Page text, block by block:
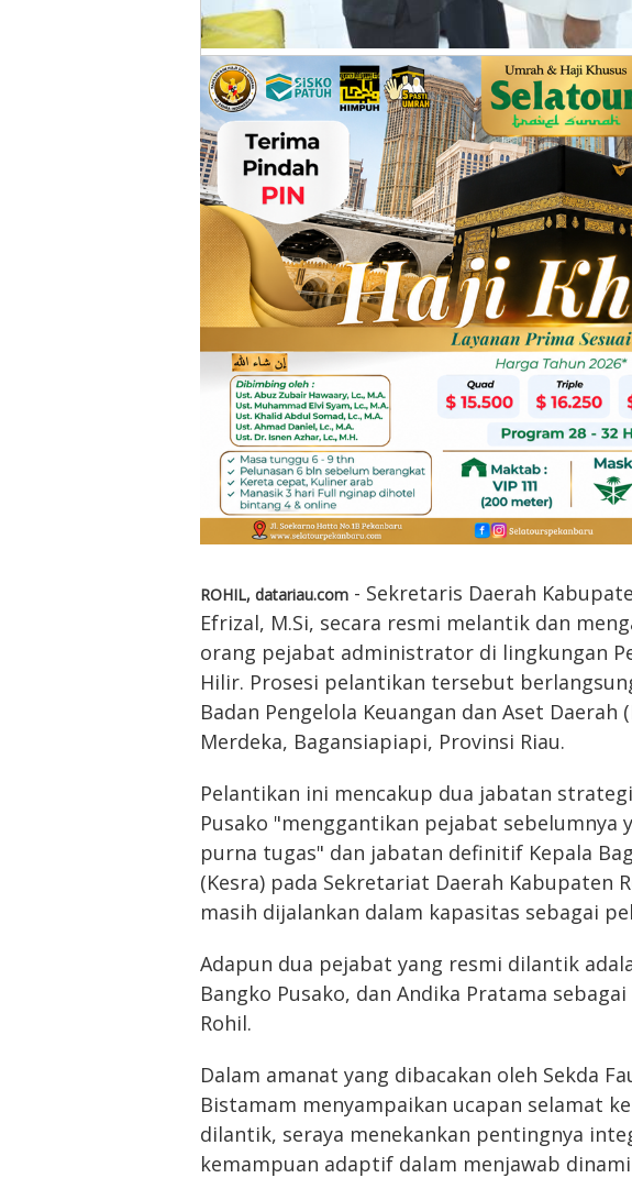
ROHIL, datariau.com - Sekretaris Daerah
Efrizal, M.Si, secara resmi melantik dan
orang pejabat administrator di lingkungan
Hilir. Prosesi pelantikan tersebut
Badan Pengelola Keuangan dan Aset Daerah
Merdeka, Bagansiapiapi, Provinsi Riau.
Pelantikan ini mencakup dua jabatan
Pusako "menggantikan pejabat sebelumnya
purna tugas" dan jabatan definitif Kepala
(Kesra) pada Sekretariat Daerah Kabupaten
masih dijalankan dalam kapasitas sebagai
Adapun dua pejabat yang resmi dilantik
Bangko Pusako, dan Andika Pratama
Rohil.
Dalam amanat yang dibacakan oleh Sekda
Bistamam menyampaikan ucapan selamat
dilantik, seraya menekankan pentingnya
kemampuan adaptif dalam menjawab